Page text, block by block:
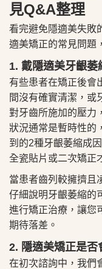
見Q&A整理
看完避免隱適美失敗
適美矯正的常見問題
1. 戴隱適美牙齦萎
有些患者在矯正後會
間沒有確實清潔，或
對牙齒所施加的壓力
狀況通常是暫時性的
到的2種牙齦萎縮成
全瓷貼片或二次矯正
當患者齒列較擁擠且
仔細說明牙齦萎縮的
進行矯正治療，讓您
期待落差。
2. 隱適美矯正是否
在初次諮詢中，我們